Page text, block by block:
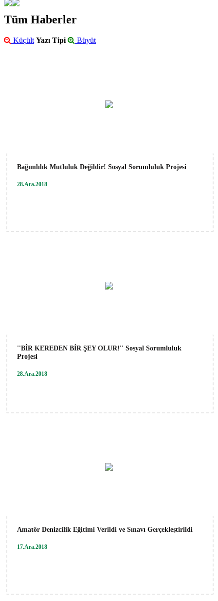
Tüm Haberler
Küçült Yazı Tipi Büyüt
Bağımlılık Mutluluk Değildir! Sosyal Sorumluluk Projesi
28.Ara.2018
''BİR KEREDEN BİR ŞEY OLUR!'' Sosyal Sorumluluk
Projesi
28.Ara.2018
Amatör Denizcilik Eğitimi Verildi ve Sınavı Gerçekleştirildi
17.Ara.2018